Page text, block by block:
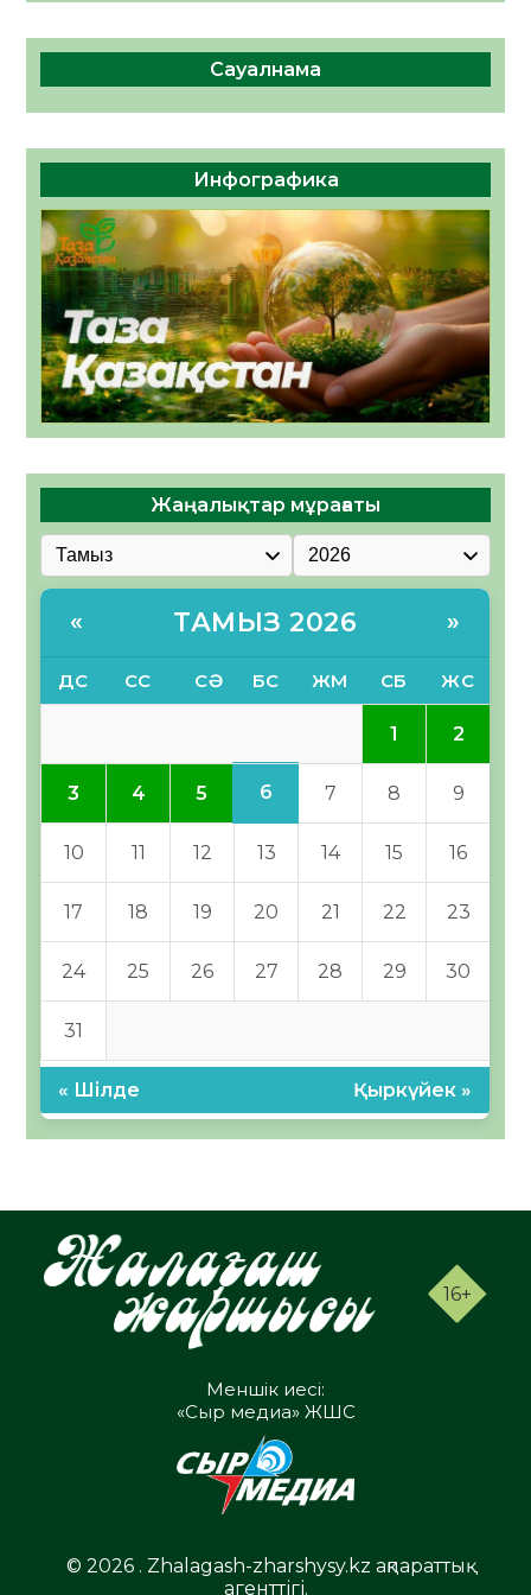
Сауалнама
Инфографика
Жаңалықтар мұрағаты
« ТАМЫЗ 2026 »
ДС СС СӘ БС ЖМ СБ ЖС
1 2
3 4 5 6 7 8 9
10 11 12 13 14 15 16
17 18 19 20 21 22 23
24 25 26 27 28 29 30
31
« Шілде Қыркүйек »
16+
Меншік иесі:
«Сыр медиа» ЖШС
© 2026 . Zhalagash-zharshysy.kz ақпараттық
агенттігі.